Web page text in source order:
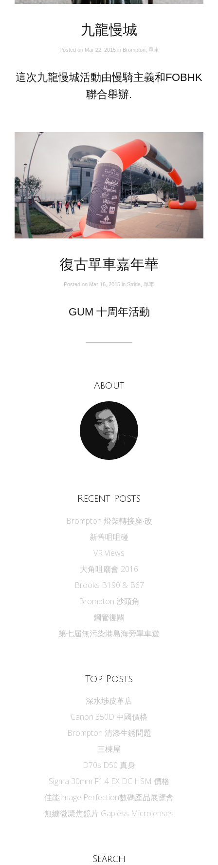
九龍慢城
Posted on Mar 22, 2015 in Brompton, 單車
這次九龍慢城活動由慢騎主義和FOBHK
聯合舉辦.
復古單車嘉年華
Posted on Mar 16, 2015 in Strida 單車
GUM 十周年活動
About
Recent Posts
Brompton 燈架轉接座‧改
新舊咀咀碰
VR Views
大角咀廟會 2016
Brooks B190 & B67
Brompton 沙頭角
鋼管復闢
第七屆無污染港島海旁單車遊
Top Posts
深水埗皮革店
Canon 350D 中國價格
Brompton 清漆生銹問題
三楝屋
D70s D50 真身
Sigma 30mm F1.4 EX DC HSM 價格
佳能Image Perfection數碼產品展覽會
無縫微聚焦鏡片 Gapless Microlenses
Search